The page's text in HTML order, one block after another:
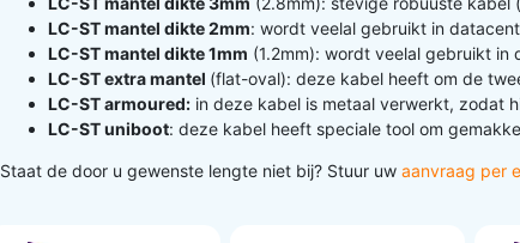
LC-ST mantel dikte 2mm: wordt veelal gebruikt in
LC-ST mantel dikte 1mm (1.2mm): wordt veelal gebruikt in
LC-ST extra mantel (flat-oval): deze kabel heeft om de
LC-ST armoured: in deze kabel is metaal verwerkt, zodat
LC-ST uniboot: deze kabel heeft speciale tool om
Staat de door u gewenste lengte niet bij? Stuur uw aanvraag per